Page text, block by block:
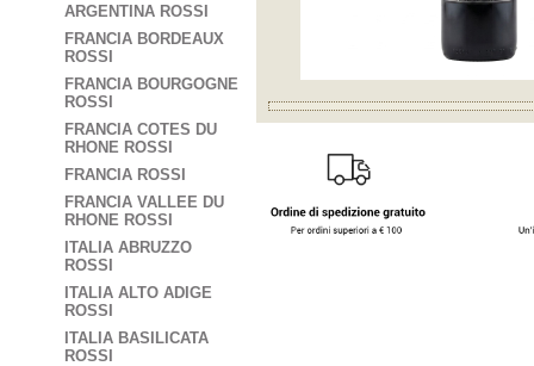
ARGENTINA ROSSI
FRANCIA BORDEAUX
ROSSI
FRANCIA BOURGOGNE
ROSSI
FRANCIA COTES DU
RHONE ROSSI
FRANCIA ROSSI
FRANCIA VALLEE DU
RHONE ROSSI
ITALIA ABRUZZO
ROSSI
ITALIA ALTO ADIGE
ROSSI
ITALIA BASILICATA
ROSSI